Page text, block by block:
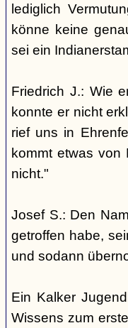
lediglich
könne keine
sei ein
Friedrich J.: Wie
konnte er nicht
rief uns in
kommt etwas von
nicht."
Josef S.: Den
getroffen habe,
und sodann
Ein Kalker
Wissens zum